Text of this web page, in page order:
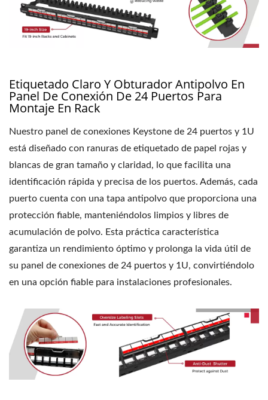
Etiquetado Claro Y Obturador Antipolvo En
Panel De Conexión De 24 Puertos Para
Montaje En Rack
Nuestro panel de conexiones Keystone de 24 puertos y 1U
está diseñado con ranuras de etiquetado de papel rojas y
blancas de gran tamaño y claridad, lo que facilita una
identificación rápida y precisa de los puertos. Además, cada
puerto cuenta con una tapa antipolvo que proporciona una
protección fiable, manteniéndolos limpios y libres de
acumulación de polvo. Esta práctica característica
garantiza un rendimiento óptimo y prolonga la vida útil de
su panel de conexiones de 24 puertos y 1U, convirtiéndolo
en una opción fiable para instalaciones profesionales.